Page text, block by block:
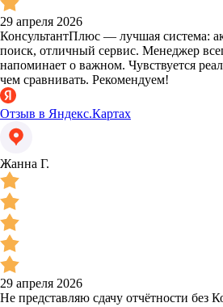
29 апреля 2026
КонсультантПлюс — лучшая система:
поиск, отличный сервис. Менеджер
напоминает о важном. Чувствуется
чем сравнивать. Рекомендуем!
Отзыв в Яндекс.Картах
Жанна Г.
29 апреля 2026
Не представляю сдачу отчётности без